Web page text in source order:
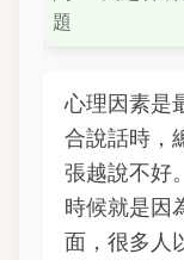
題
心理因素是
合說話時，
張越說不好
時候就是因
面，很多人